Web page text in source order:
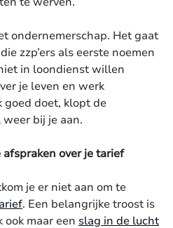
ondernemerschap. Het gaat
zzp’ers als eerste noemen
in loondienst willen
je leven en werk
goed doet, klopt de
bij je aan.
over je tarief
je er niet aan om te
. Een belangrijke troost is
maar een slag in de lucht